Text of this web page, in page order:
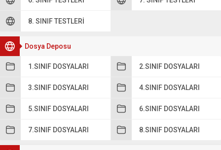
8. SINIF TESTLERI
Dosya Deposu
1.SINIF DOSYALARI 2.SINIF DOSYALARI
3.SINIF DOSYALARI 4.SINIF DOSYALARI
5.SINIF DOSYALARI 6.SINIF DOSYALARI
7.SINIF DOSYALARI 8.SINIF DOSYALARI